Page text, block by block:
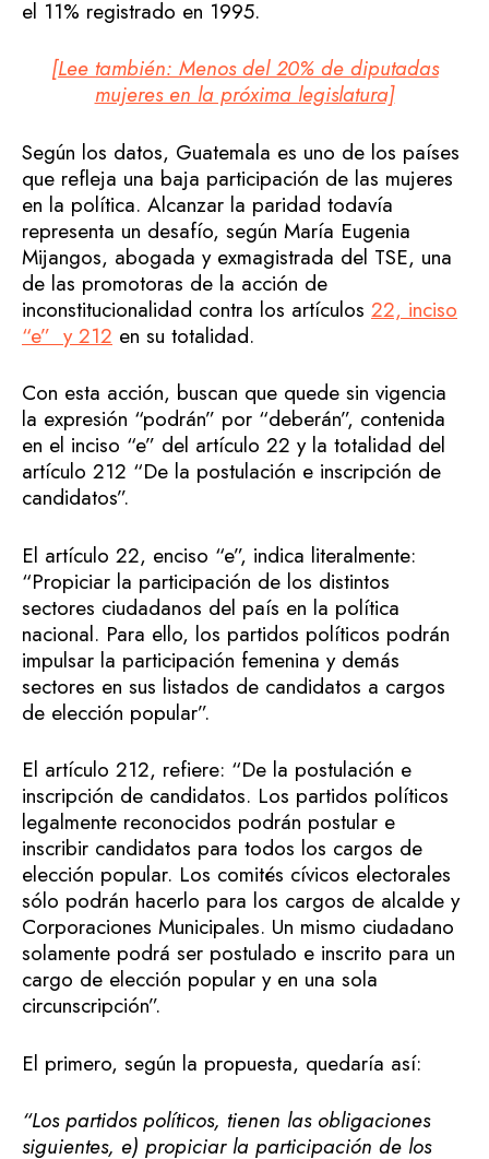
el 11% registrado en 1995.
[Lee también: Menos del 20% de diputadas
mujeres en la próxima legislatura]
Según los datos, Guatemala es uno de los países
que refleja una baja participación de las mujeres
en la política. Alcanzar la paridad todavía
representa un desafío, según María Eugenia
Mijangos, abogada y exmagistrada del TSE, una
de las promotoras de la acción de
inconstitucionalidad contra los artículos 22, inciso
“e” y 212 en su totalidad.
Con esta acción, buscan que quede sin vigencia
la expresión “podrán” por “deberán”, contenida
en el inciso “e” del artículo 22 y la totalidad del
artículo 212 “De la postulación e inscripción de
candidatos”.
El artículo 22, enciso “e”, indica literalmente:
“Propiciar la participación de los distintos
sectores ciudadanos del país en la política
nacional. Para ello, los partidos políticos podrán
impulsar la participación femenina y demás
sectores en sus listados de candidatos a cargos
de elección popular”.
El artículo 212, refiere: “De la postulación e
inscripción de candidatos. Los partidos políticos
legalmente reconocidos podrán postular e
inscribir candidatos para todos los cargos de
elección popular. Los comités cívicos electorales
sólo podrán hacerlo para los cargos de alcalde y
Corporaciones Municipales. Un mismo ciudadano
solamente podrá ser postulado e inscrito para un
cargo de elección popular y en una sola
circunscripción”.
El primero, según la propuesta, quedaría así:
“Los partidos políticos, tienen las obligaciones
siguientes, e) propiciar la participación de los